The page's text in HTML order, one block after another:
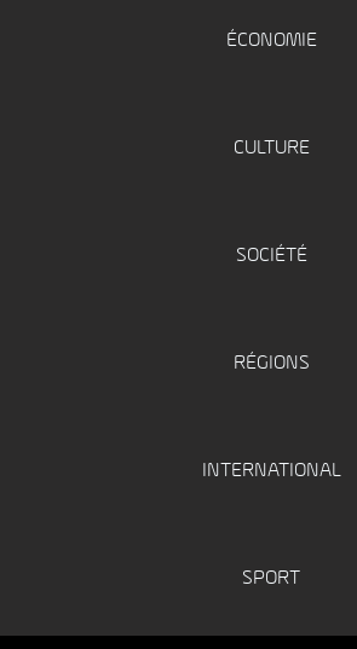
ÉCONOMIE
CULTURE
SOCIÉTÉ
RÉGIONS
INTERNATIONAL
SPORT